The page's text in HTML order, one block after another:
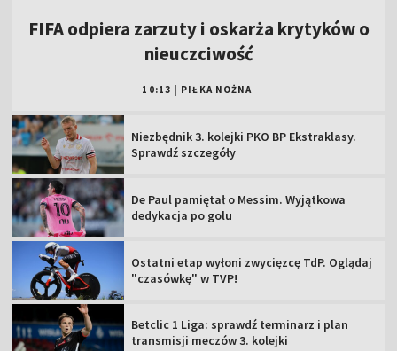
FIFA odpiera zarzuty i oskarża krytyków o
nieuczciwość
10:13 PIŁKA NOŻNA
Niezbędnik 3. kolejki PKO BP Ekstraklasy.
Sprawdź szczegóły
De Paul pamiętał o Messim. Wyjątkowa
dedykacja po golu
Ostatni etap wyłoni zwycięzcę TdP. Oglądaj
"czasówkę" w TVP!
Betclic 1 Liga: sprawdź terminarz i plan
transmisji meczów 3. kolejki